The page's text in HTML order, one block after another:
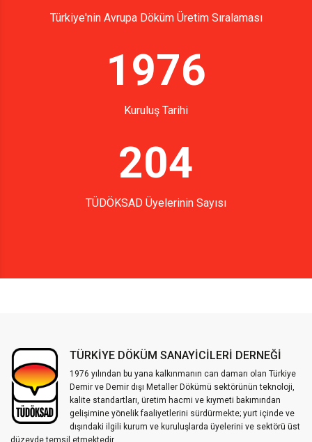
Türkiye'nin Avrupa Döküm Üretim Sıralaması
1976
Kuruluş Tarihi
204
TÜDÖKSAD Üyelerinin Sayısı
TÜRKİYE DÖKÜM SANAYİCİLERİ DERNEĞİ
1976 yılından bu yana kalkınmanın can damarı olan Türkiye
Demir ve Demir dışı Metaller Dökümü sektörünün teknoloji,
kalite standartları, üretim hacmi ve kıymeti bakımından
gelişimine yönelik faaliyetlerini sürdürmekte; yurt içinde ve
dışındaki ilgili kurum ve kuruluşlarda üyelerini ve sektörü üst
düzeyde temsil etmektedir.